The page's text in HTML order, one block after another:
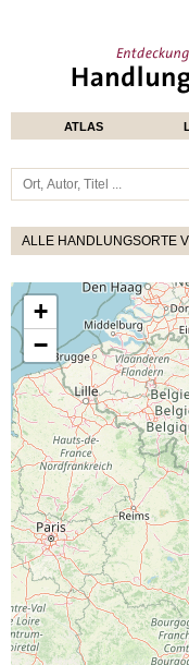
ATLAS
ALLE HANDLUNGSORTE
+
−